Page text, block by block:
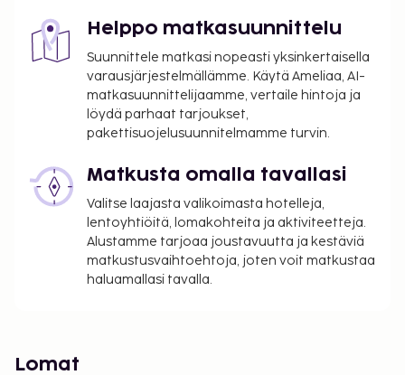
Helppo matkasuunnittelu
Suunnittele matkasi nopeasti yksinkertaisella
varausjärjestelmällämme. Käytä Ameliaa, AI-
matkasuunnittelijaamme, vertaile hintoja ja
löydä parhaat tarjoukset,
pakettisuojelusuunnitelmamme turvin.
Matkusta omalla tavallasi
Valitse laajasta valikoimasta hotelleja,
lentoyhtiöitä, lomakohteita ja aktiviteetteja.
Alustamme tarjoaa joustavuutta ja kestäviä
matkustusvaihtoehtoja, joten voit matkustaa
haluamallasi tavalla.
Lomat